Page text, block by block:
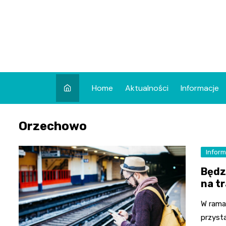
Home Aktualności Informacje
Orzechowo
na
W